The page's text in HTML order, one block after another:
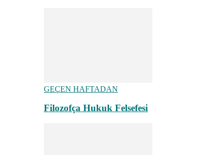
GEÇEN HAFTADAN
Filozofça Hukuk Felsefesi